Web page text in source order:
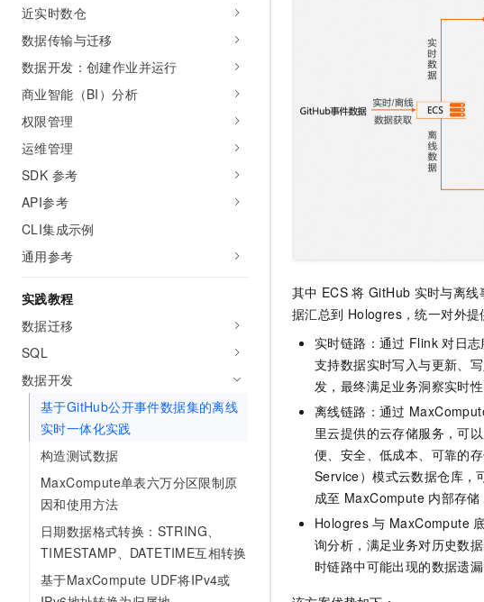
近实时数仓
数据传输与迁移
数据开发：创建作业并运行
商业智能（BI）分析
权限管理
运维管理
SDK 参考
API参考
CLI集成示例
通用参考
实践教程
数据迁移
SQL
数据开发
基于GitHub公开事件数据集的离线
实时一体化实践
构造测试数据
MaxCompute单表六万分区限制原
因和使用方法
日期数据格式转换：STRING、
TIMESTAMP、DATETIME互相转换
基于MaxCompute UDF将IPv4或
其中 ECS 将 GitHub 实时与离
据汇总到 Hologres，统一对外提
实时链路：通过 Flink 对日志
支持数据实时写入与更新、
发，最终满足业务洞察实时
离线链路：通过
里云提供的云存储服务，可
便、安全、低成本、可靠的
Service）模式云数据仓库，
成至 MaxCompute 内部存储
Hologres 与 MaxCompute
询分析，满足业务对历史数
时链路中可能出现的数据遗漏
专有云